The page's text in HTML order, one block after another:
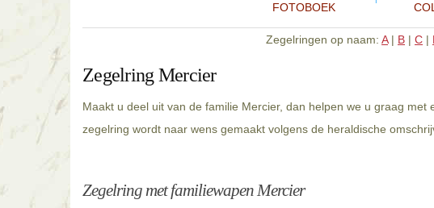
FOTOBOEK
Zegelringen op naam: A| B | C |
Zegelring Mercier
Maakt u deel uit van de familie Mercier, dan helpen we u graag
zegelring wordt naar wens gemaakt volgens de heraldische
Zegelring met familiewapen Mercier